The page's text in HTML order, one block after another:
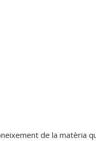
de la matèria